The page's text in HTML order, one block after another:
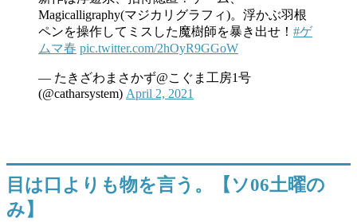
Magicalligraphy(マジカリグラフィ)。浮かぶ羽根
ペンを操作してミスした魔樹師を暴き出せ！ #ゲ
ムマ春 pic.twitter.com/2hOyR9GGoW
— たきざわまさかず@こぐま工房1号
(@catharsystem) April 2, 2021
目は口よりも物を言う。【ソ06土曜の
み】